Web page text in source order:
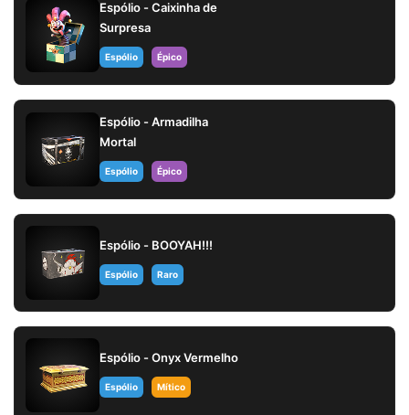
Espólio - Caixinha de
Surpresa
Espólio Épico
Espólio - Armadilha
Mortal
Espólio Épico
Espólio - BOOYAH!!!
Espólio Raro
Espólio - Onyx Vermelho
Espólio Mítico